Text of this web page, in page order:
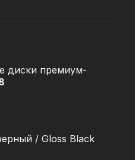
диски премиум-
/ Gloss Black